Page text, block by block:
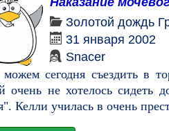
Золотой дождь
31 января 2002
Snacer
сегодня съездить в
очень не хотелось сидеть
Келли училась в очень